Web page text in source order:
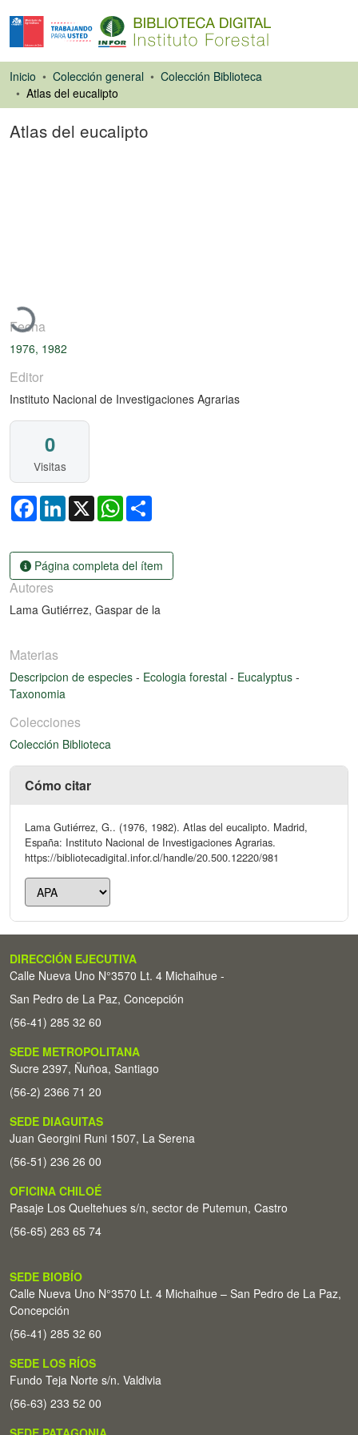
Inicio Colección general
Colección Biblioteca
Atlas del eucalipto
Atlas del eucalipto
Cargando...
Fecha
1976, 1982
Editor
Instituto Nacional de Investigaciones Agrarias
0
Visitas
FacebookLinkedIn
X WhatsApp
Página completa del ítem
Autores
Lama Gutiérrez, Gaspar de la
Materias
Descripcion de especies - Ecologia forestal - Eucalyptus -
Taxonomia
Colecciones
Colección Biblioteca
Cómo citar
Lama Gutiérrez, G.. (1976, 1982). Atlas del eucalipto. Madrid,
España: Instituto Nacional de Investigaciones Agrarias.
https://bibliotecadigital.infor.cl/handle/20.500.12220/981
DIRECCIÓN EJECUTIVA
Calle Nueva Uno N°3570 Lt. 4 Michaihue -
San Pedro de La Paz, Concepción
(56-41) 285 32 60
SEDE METROPOLITANA
Sucre 2397, Ñuñoa, Santiago
(56-2) 2366 71 20
SEDE DIAGUITAS
Juan Georgini Runi 1507, La Serena
(56-51) 236 26 00
OFICINA CHILOÉ
Pasaje Los Queltehues s/n, sector de Putemun, Castro
(56-65) 263 65 74
SEDE BIOBÍO
Calle Nueva Uno N°3570 Lt. 4 Michaihue – San Pedro de La Paz,
Concepción
(56-41) 285 32 60
SEDE LOS RÍOS
Fundo Teja Norte s/n. Valdivia
(56-63) 233 52 00